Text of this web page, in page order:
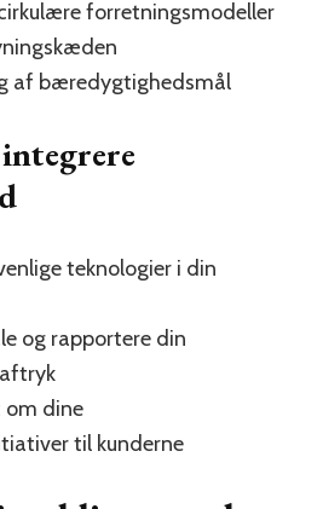
forretningsmodeller
af bæredygtighedsmål
teknologier i din
og rapportere din
dine
til kunderne